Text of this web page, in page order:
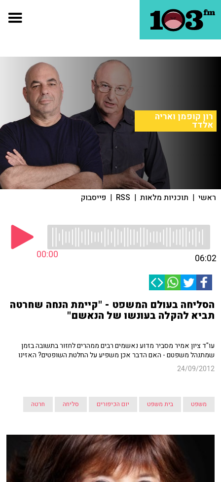
רון קופמן ואריה
אלדד
ראשי | תוכניות מלאות |
RSS
| פייסבוק
00:00 06:02
הסליחה בעולם המשפט - "קיימת הנחה שחרטה
תביא להקלה בעונשו של הנאשם"
עו"ד ציון אמיר מסביר מדוע נאשמים רבים ממהרים לחזור בתשובה בזמן
שמתנהל משפטם - האם הדבר אכן משפיע על החלטת השופטים? האזינו
24/09/2012
משפט בית משפט יום הכיפורים סליחה חרטה